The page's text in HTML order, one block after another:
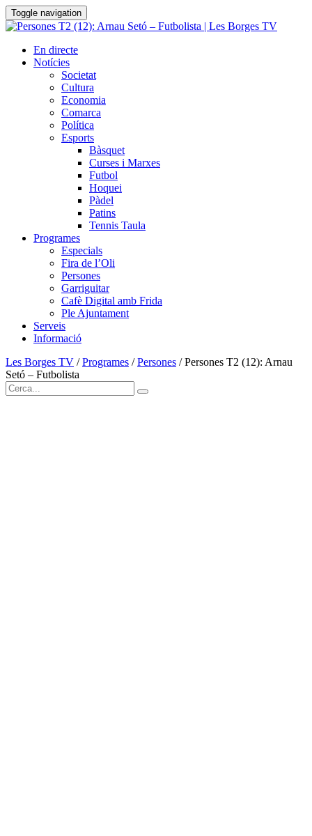
Toggle navigation
En directe
Notícies
Societat
Cultura
Economia
Comarca
Política
Esports
Bàsquet
Curses i Marxes
Futbol
Hoquei
Pàdel
Patins
Tennis Taula
Programes
Especials
Fira de l’Oli
Persones
Garriguitar
Cafè Digital amb Frida
Ple Ajuntament
Serveis
Informació
Les Borges TV /Programes /Persones /Persones T2 (12): Arnau
Setó – Futbolista